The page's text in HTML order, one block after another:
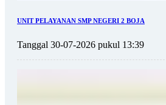
UNIT PELAYANAN SMP NEGERI 2 BOJA
Tanggal 30-07-2026 pukul 13:39